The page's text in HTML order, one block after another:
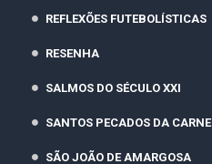
REFLEXÕES FUTEBOLÍSTICAS
RESENHA
SALMOS DO SÉCULO XXI
SANTOS PECADOS DA CARNE
SÃO JOÃO DE AMARGOSA